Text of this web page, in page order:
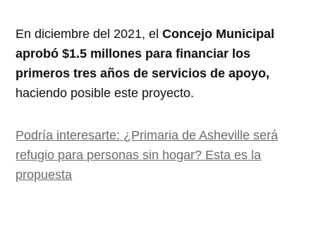
En diciembre del 2021, elConcejo Municipal
aprobó $1.5 millones para financiar los
primeros tres años de servicios de apoyo,
haciendo posible este proyecto.
Podría interesarte: ¿Primaria de Asheville será
refugio para personas sin hogar? Esta es la
propuesta